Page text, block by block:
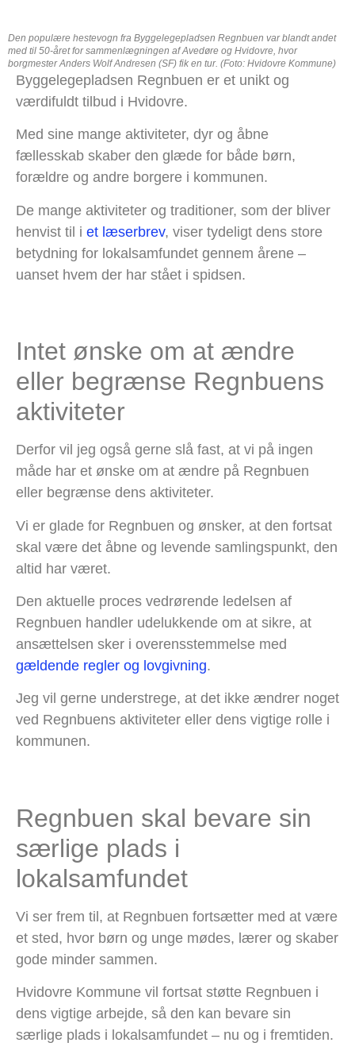
Den populære hestevogn fra Byggelegepladsen Regnbuen var blandt andet
med til 50-året for sammenlægningen af Avedøre og Hvidovre, hvor
borgmester Anders Wolf Andresen (SF) fik en tur. (Foto: Hvidovre Kommune)
Byggelegepladsen Regnbuen er et unikt og
værdifuldt tilbud i Hvidovre.
Med sine mange aktiviteter, dyr og åbne
fællesskab skaber den glæde for både børn,
forældre og andre borgere i kommunen.
De mange aktiviteter og traditioner, som der bliver
henvist til i et læserbrev, viser tydeligt dens store
betydning for lokalsamfundet gennem årene –
uanset hvem der har stået i spidsen.
Intet ønske om at ændre
eller begrænse Regnbuens
aktiviteter
Derfor vil jeg også gerne slå fast, at vi på ingen
måde har et ønske om at ændre på Regnbuen
eller begrænse dens aktiviteter.
Vi er glade for Regnbuen og ønsker, at den fortsat
skal være det åbne og levende samlingspunkt, den
altid har været.
Den aktuelle proces vedrørende ledelsen af
Regnbuen handler udelukkende om at sikre, at
ansættelsen sker i overensstemmelse med
gældende regler og lovgivning.
Jeg vil gerne understrege, at det ikke ændrer noget
ved Regnbuens aktiviteter eller dens vigtige rolle i
kommunen.
Regnbuen skal bevare sin
særlige plads i
lokalsamfundet
Vi ser frem til, at Regnbuen fortsætter med at være
et sted, hvor børn og unge mødes, lærer og skaber
gode minder sammen.
Hvidovre Kommune vil fortsat støtte Regnbuen i
dens vigtige arbejde, så den kan bevare sin
særlige plads i lokalsamfundet – nu og i fremtiden.